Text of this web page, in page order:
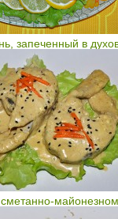
запеченный в